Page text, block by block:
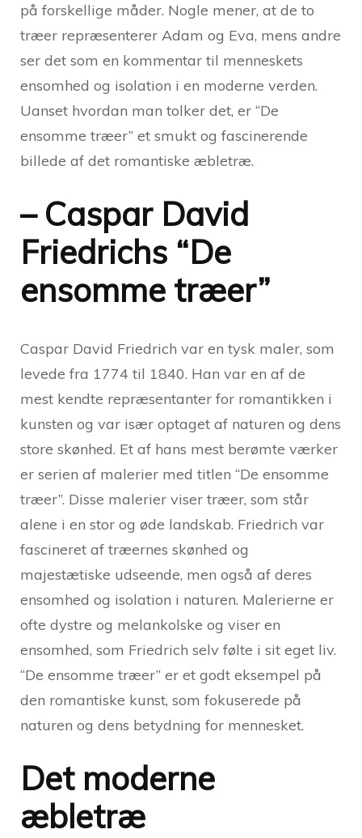
på forskellige måder. Nogle mener, at de to
træer repræsenterer Adam og Eva, mens andre
ser det som en kommentar til menneskets
ensomhed og isolation i en moderne verden.
Uanset hvordan man tolker det, er “De
ensomme træer” et smukt og fascinerende
billede af det romantiske æbletræ.
– Caspar David
Friedrichs “De
ensomme træer”
Caspar David Friedrich var en tysk maler, som
levede fra 1774 til 1840. Han var en af de
mest kendte repræsentanter for romantikken i
kunsten og var især optaget af naturen og dens
store skønhed. Et af hans mest berømte værker
er serien af malerier med titlen “De ensomme
træer”. Disse malerier viser træer, som står
alene i en stor og øde landskab. Friedrich var
fascineret af træernes skønhed og
majestætiske udseende, men også af deres
ensomhed og isolation i naturen. Malerierne er
ofte dystre og melankolske og viser en
ensomhed, som Friedrich selv følte i sit eget liv.
“De ensomme træer” er et godt eksempel på
den romantiske kunst, som fokuserede på
naturen og dens betydning for mennesket.
Det moderne
æbletræ